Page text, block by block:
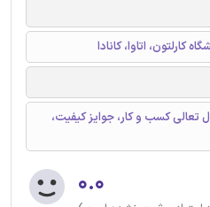
تعالی کسب و کار، جوایز کیفیت،
۰.۰